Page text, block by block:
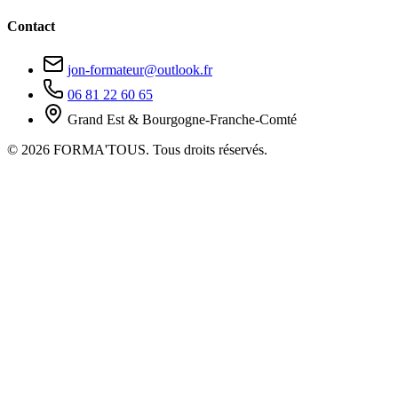
Contact
jon-formateur@outlook.fr
06 81 22 60 65
Grand Est & Bourgogne-Franche-Comté
© 2026 FORMA'TOUS. Tous droits réservés.